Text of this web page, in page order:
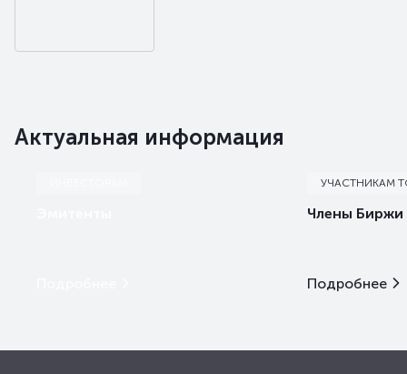
Актуальная информация
УЧАСТНИКАМ
Члены Биржи
Подробнее